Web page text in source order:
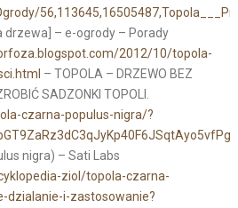
drzewa] – e-ogrody – Porady
2012/10/topola-
– TOPOLA – DRZEWO BEZ
SADZONKI TOPOLI.
czarna-populus-nigra/?
nigra) – Sati Labs
ziol/topola-czarna-
dzialanie-i-zastosowanie?